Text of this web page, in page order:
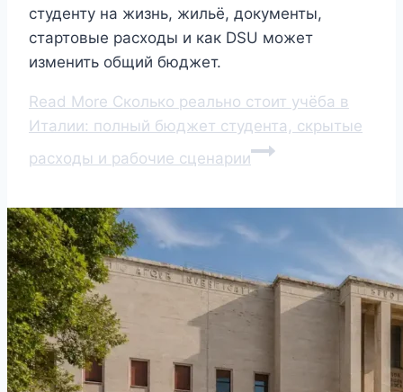
студенту на жизнь, жильё, документы,
стартовые расходы и как DSU может
изменить общий бюджет.
Read More Сколько реально стоит учёба в
Италии: полный бюджет студента, скрытые
расходы и рабочие сценарии